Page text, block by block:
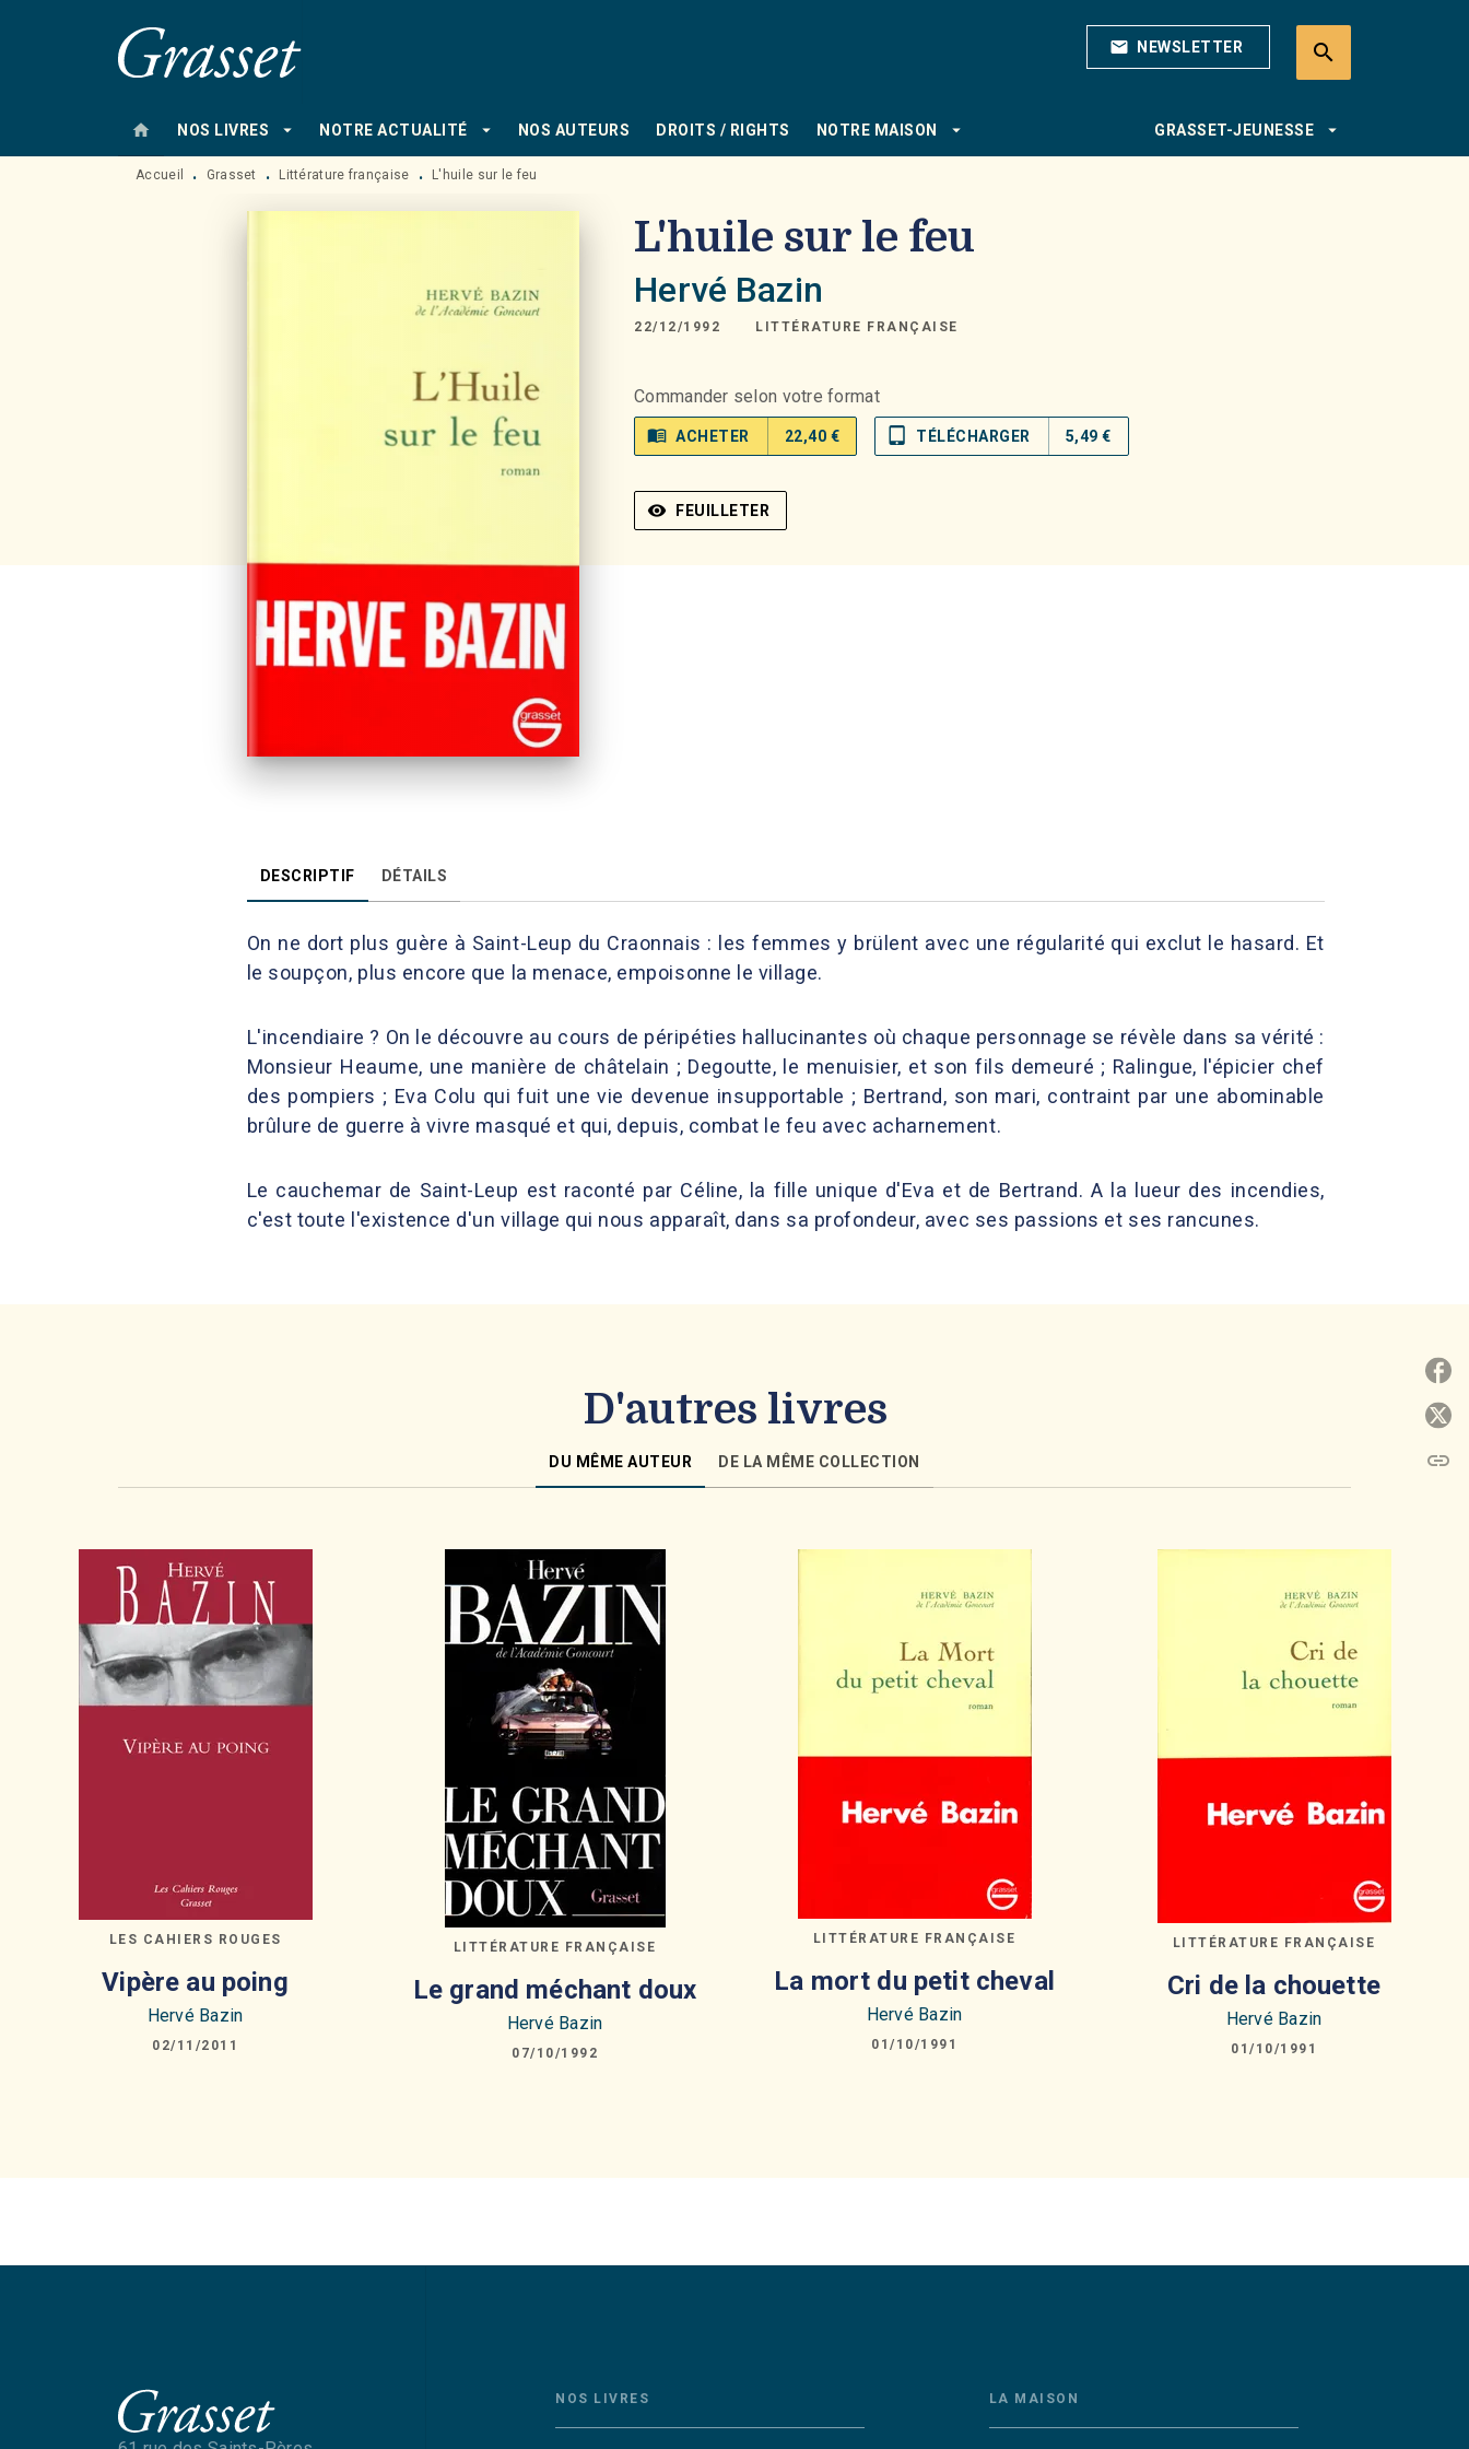
MENU RECHERCHE mail NEWSLETTER search
home NOS LIVRES arrow_drop_down NOTRE ACTUALITÉ arrow_drop_down NOS AUTEURS DROITS / RIGHTS NOTRE MAISON arrow_drop_down GRASSET-JEUNESSE arrow_drop_down
Accueil • Grasset • Littérature française • L'huile sur le feu
L'huile sur le feu
Hervé Bazin
22/12/1992 LITTÉRATURE FRANÇAISE
Commander selon votre format
menu_book ACHETER 22,40 € tablet_mac TÉLÉCHARGER 5,49 €
visibility FEUILLETER
DESCRIPTIF DÉTAILS
On ne dort plus guère à Saint-Leup du Craonnais : les femmes y brülent avec une régularité qui exclut le hasard. Et
le soupçon, plus encore que la menace, empoisonne le village.
L'incendiaire ? On le découvre au cours de péripéties hallucinantes où chaque personnage se révèle dans sa vérité :
Monsieur Heaume, une manière de châtelain ; Degoutte, le menuisier, et son fils demeuré ; Ralingue, l'épicier chef
des pompiers ; Eva Colu qui fuit une vie devenue insupportable ; Bertrand, son mari, contraint par une abominable
brûlure de guerre à vivre masqué et qui, depuis, combat le feu avec acharnement.
Le cauchemar de Saint-Leup est raconté par Céline, la fille unique d'Eva et de Bertrand. A la lueur des incendies,
c'est toute l'existence d'un village qui nous apparaît, dans sa profondeur, avec ses passions et ses rancunes.
D'autres livres
DU MÊME AUTEUR DE LA MÊME COLLECTION
LES CAHIERS ROUGES
Vipère au poing
Hervé Bazin
02/11/2011
LITTÉRATURE FRANÇAISE
Le grand méchant doux
Hervé Bazin
07/10/1992
LITTÉRATURE FRANÇAISE
La mort du petit cheval
Hervé Bazin
01/10/1991
LITTÉRATURE FRANÇAISE
Cri de la chouette
Hervé Bazin
01/10/1991
link
NOS LIVRES LA MAISON